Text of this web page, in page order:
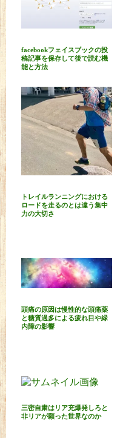
facebookフェイスブックの投
稿記事を保存して後で読む機
能と方法
トレイルランニングにおける
ロードを走るのとは違う集中
力の大切さ
頭痛の原因は慢性的な頭痛薬
と糖質過多による疲れ目や緑
内障の影響
三密自粛はリア充爆発しろと
非リアが願った世界なのか